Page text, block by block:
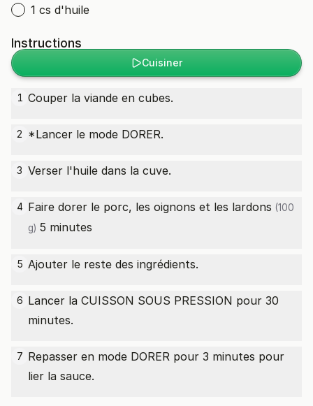
1 cs d'huile
Instructions
Cuisiner
1 Couper la viande en cubes.
2 *Lancer le mode DORER.
3 Verser l'huile dans la cuve.
4 Faire dorer le porc, les oignons et les lardons (100
g) 5 minutes
5 Ajouter le reste des ingrédients.
6 Lancer la CUISSON SOUS PRESSION pour 30
minutes.
7 Repasser en mode DORER pour 3 minutes pour
lier la sauce.